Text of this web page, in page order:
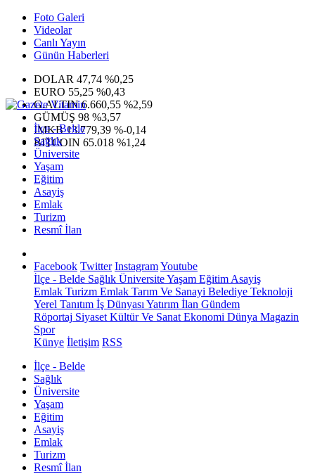
Foto Galeri
Videolar
Canlı Yayın
Günün Haberleri
DOLAR 47,74 %0,25
EURO 55,25 %0,43
G.ALTIN6.660,55 %2,59
GÜMÜŞ 98 %3,57
IMKB13.779,39 %-0,14
BITCOIN 65.018 %1,24
İlçe - Belde
Sağlık
Üniversite
Yaşam
Eğitim
Asayiş
Emlak
Turizm
Resmî İlan
Facebook Twitter InstagramYoutube
İlçe - Belde Sağlık ÜniversiteYaşam Eğitim Asayiş
Emlak Turizm Emlak Tarım Ve Sanayi Belediye Teknoloji
Yerel Tanıtım İş Dünyası Yatırım İlan Gündem
Röportaj Siyaset Kültür Ve Sanat Ekonomi Dünya Magazin
Spor
Künye İletişim RSS
İlçe - Belde
Sağlık
Üniversite
Yaşam
Eğitim
Asayiş
Emlak
Turizm
Resmî İlan